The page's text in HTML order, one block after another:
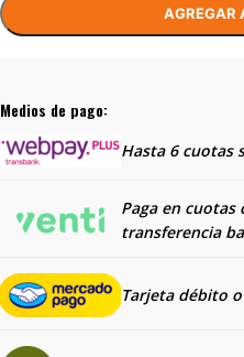
AGREGAR
Medios de pago:
Hasta 6 cuotas
Paga en
transferencia
Tarjeta débito